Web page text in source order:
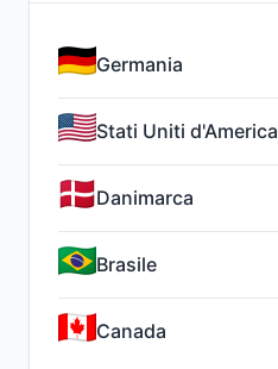
Germania
Stati Uniti d'America
Danimarca
Brasile
Canada